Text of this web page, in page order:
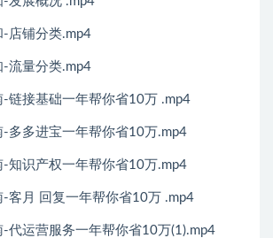
店铺分类.mp4
流量分类.mp4
链接基础一年帮你省10万 .mp4
多多进宝一年帮你省10万.mp4
知识产权一年帮你省10万.mp4
客月 回复一年帮你省10万 .mp4
代运营服务一年帮你省10万(1).mp4